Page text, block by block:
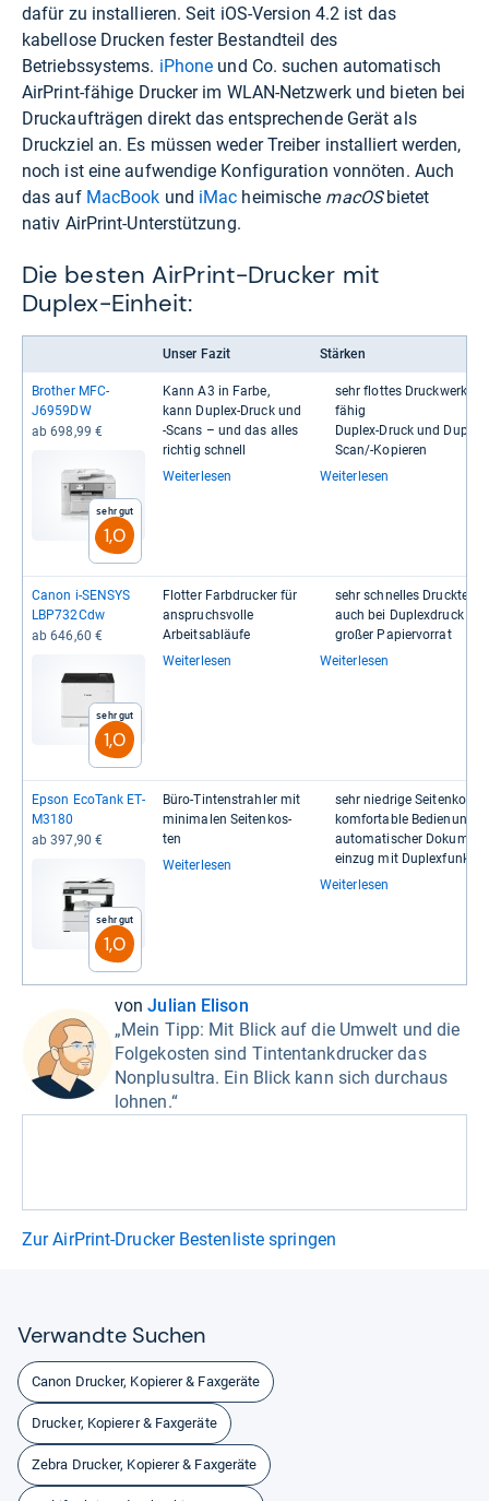
dafür zu installieren. Seit iOS-Version 4.2 ist das
kabellose Drucken fester Bestandteil des
Betriebssystems. iPhone und Co. suchen automatisch
AirPrint-fähige Drucker im WLAN-Netzwerk und bieten bei
Druckaufträgen direkt das entsprechende Gerät als
Druckziel an. Es müssen weder Treiber installiert werden,
noch ist eine aufwendige Konfiguration vonnöten. Auch
das auf MacBook und iMac heimische macOSbietet
nativ AirPrint-Unterstützung.
Die besten AirPrint-Drucker mit
Duplex-Einheit:
Unser Fazit Stärken
Bro­t­her MFC-​
J6959DW
ab 698,99 €
Sehr gut
1,0
Kann A3 in Farbe,
kann Duplex-​Druck und
-​Scans – und das alles
rich­tig schnell
Weiterlesen
sehr flot­tes Druck­werk;
fähig
Duplex-​​Druck und Duplex-​​
Scan/-​​Kopie­ren
Weiterlesen
Canon i-​SEN­SYS
LBP732Cdw
ab 646,60 €
Sehr gut
1,0
Flot­ter Farb­dru­cker für
anspruchs­volle
Arbeits­ab­läufe
Weiterlesen
sehr schnel­les
auch bei Duplex­druck
großer Papier­vor­rat
Weiterlesen
Epson Eco­Tank ET-​
M3180
ab 397,90 €
Sehr gut
1,0
Büro-​Tin­ten­strah­ler mit
mini­ma­len Sei­ten­kos­
ten
Weiterlesen
sehr nied­rige
kom­for­ta­ble Bedie­nung
auto­ma­ti­scher
ein­zug mit
Weiterlesen
vonJulian Elison
„Mein Tipp: Mit Blick auf die Umwelt und die
Folgekosten sind Tintentankdrucker das
Nonplusultra. Ein Blick kann sich durchaus
lohnen.“
Zur AirPrint-Drucker Bestenliste springen
Ver­wandte Suchen
Canon Drucker, Kopierer & Faxgeräte
Drucker, Kopierer & Faxgeräte
Zebra Drucker, Kopierer & Faxgeräte